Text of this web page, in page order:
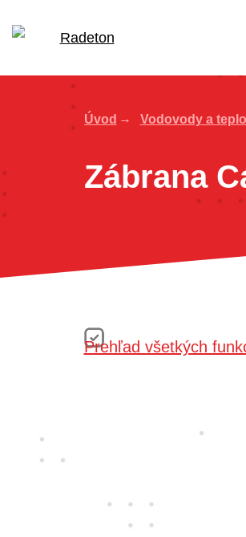
Úvod Vodovody a
Zábrana
Prehľad všetkých